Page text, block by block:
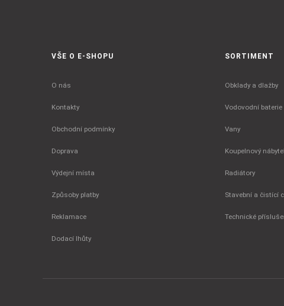
VŠE O E-SHOPU
O nás
Kontakty
Obchodní podmínky
Doprava
Výdejní místa
Způsoby platby
Reklamace
Dodací lhůty
SORTIMENT
Obklady a dlažby
Vodovodní baterie
Vany
Koupelnový
Radiátory
Stavební a čistící
Technické